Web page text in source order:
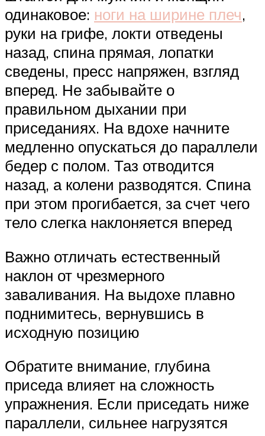
одинаковое: ноги на ширине плеч,
руки на грифе, локти отведены
назад, спина прямая, лопатки
сведены, пресс напряжен, взгляд
вперед. Не забывайте о
правильном дыхании при
приседаниях. На вдохе начните
медленно опускаться до параллели
бедер с полом. Таз отводится
назад, а колени разводятся. Спина
при этом прогибается, за счет чего
тело слегка наклоняется вперед
Важно отличать естественный
наклон от чрезмерного
заваливания. На выдохе плавно
поднимитесь, вернувшись в
исходную позицию
Обратите внимание, глубина
приседа влияет на сложность
упражнения. Если приседать ниже
параллели, сильнее нагрузятся